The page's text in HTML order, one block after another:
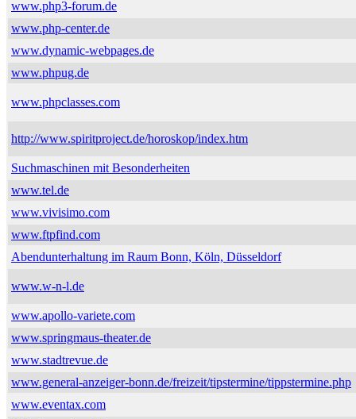
www.php3-forum.de
www.php-center.de
www.dynamic-webpages.de
www.phpug.de
www.phpclasses.com
http://www.spiritproject.de/horoskop/index.htm
Suchmaschinen mit Besonderheiten
www.tel.de
www.vivisimo.com
www.ftpfind.com
Abendunterhaltung im Raum Bonn, Köln, Düsseldorf
www.w-n-l.de
www.apollo-variete.com
www.springmaus-theater.de
www.stadtrevue.de
www.general-anzeiger-bonn.de/freizeit/tipstermine/tippstermine.php
www.eventax.com